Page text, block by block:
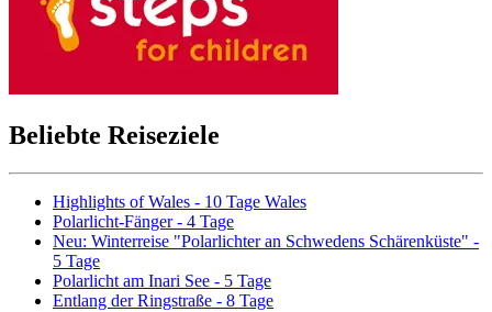
Beliebte Reiseziele
Highlights of Wales - 10 Tage Wales
Polarlicht-Fänger - 4 Tage
Neu: Winterreise "Polarlichter an Schwedens Schärenküste" -
5 Tage
Polarlicht am Inari See - 5 Tage
Entlang der Ringstraße - 8 Tage